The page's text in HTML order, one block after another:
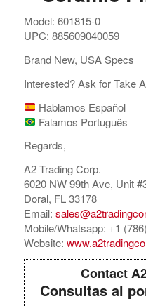
Model: 601815-0
UPC: 885609040059
Brand New, USA Specs
Interested? Ask for Take
Hablamos Español
Falamos Português
Regards,
A2 Trading Corp.
6020 NW 99th Ave, Unit
Doral, FL 33178
Email:
Mobile/Whatsapp: +1
Website:
Contact
Consultas al